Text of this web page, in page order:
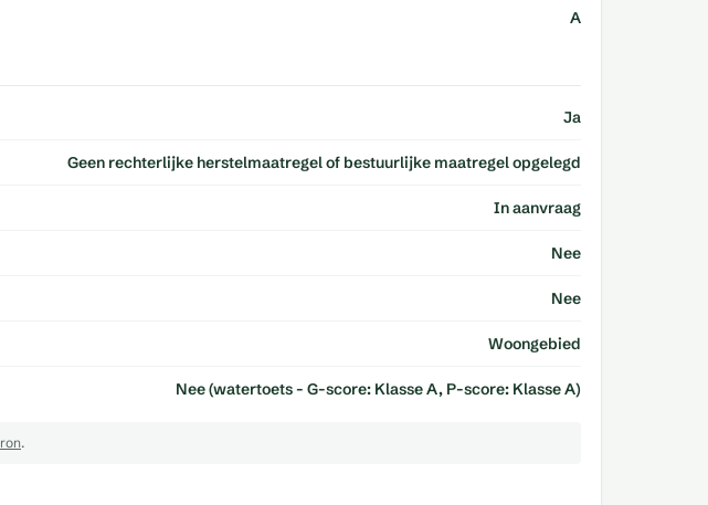
A
Ja
Geen rechterlijke herstelmaatregel of bestuurlijke maatregel opgelegd
In aanvraag
Nee
Nee
Woongebied
Nee (watertoets - G-score: Klasse A, P-score: Klasse A)
.